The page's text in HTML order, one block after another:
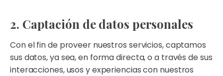
2. Captación de datos personales
Con el fin de proveer nuestros servicios, captamos
sus datos, ya sea, en forma directa, o a través de sus
interacciones, usos y experiencias con nuestros